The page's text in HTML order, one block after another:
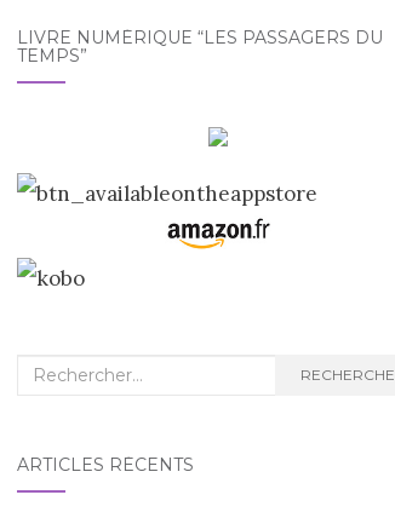
LIVRE NUMÉRIQUE “LES PASSAGERS DU
TEMPS”
Recherche
RECHERCHE
ARTICLES RÉCENTS